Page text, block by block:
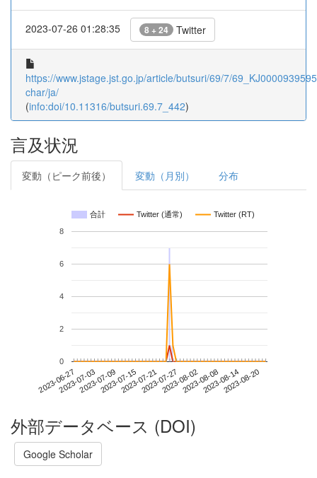
2023-07-26 01:28:35 8 + 24 Twitter
https://www.jstage.jst.go.jp/article/butsuri/69/7/
char/ja/
(info:doi/10.11316/butsuri.69.7_442)
言及状況
変動（ピーク前後） 変動（月別） 分布
合計 Twitter (通常) Twitter (RT)
2023-06-272023-07-032023-07-092023-07-152023-07-212023-07-272023-08-022023-08-082023-08-142023-08-20
0
2
4
6
8
外部データベース (DOI)
Google Scholar